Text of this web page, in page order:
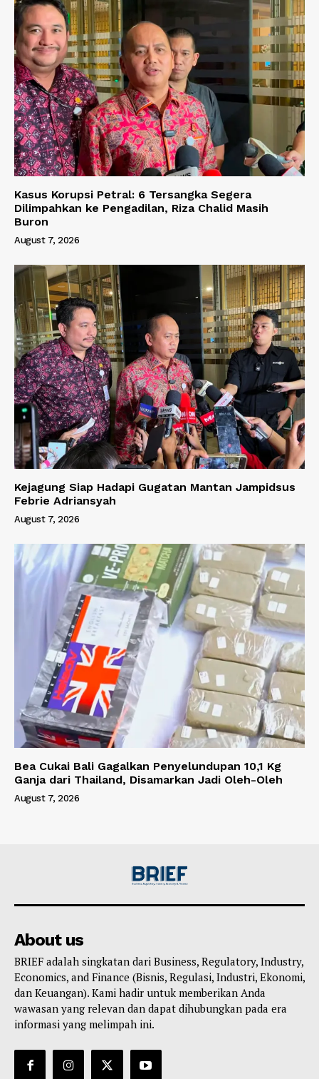
Kasus Korupsi Petral: 6 Tersangka Segera
Dilimpahkan ke Pengadilan, Riza Chalid Masih
Buron
August 7, 2026
Kejagung Siap Hadapi Gugatan Mantan Jampidsus
Febrie Adriansyah
August 7, 2026
Bea Cukai Bali Gagalkan Penyelundupan 10,1 Kg
Ganja dari Thailand, Disamarkan Jadi Oleh-Oleh
August 7, 2026
About us
BRIEF adalah singkatan dari Business, Regulatory, Industry,
Economics, and Finance (Bisnis, Regulasi, Industri, Ekonomi,
dan Keuangan). Kami hadir untuk memberikan Anda
wawasan yang relevan dan dapat dihubungkan pada era
informasi yang melimpah ini.